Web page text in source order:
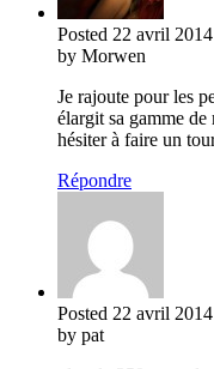
Posted 22 avril 2014
by Morwen
Je rajoute pour les
élargit sa gamme
hésiter à faire un
Répondre
Posted 22 avril 2014
by pat